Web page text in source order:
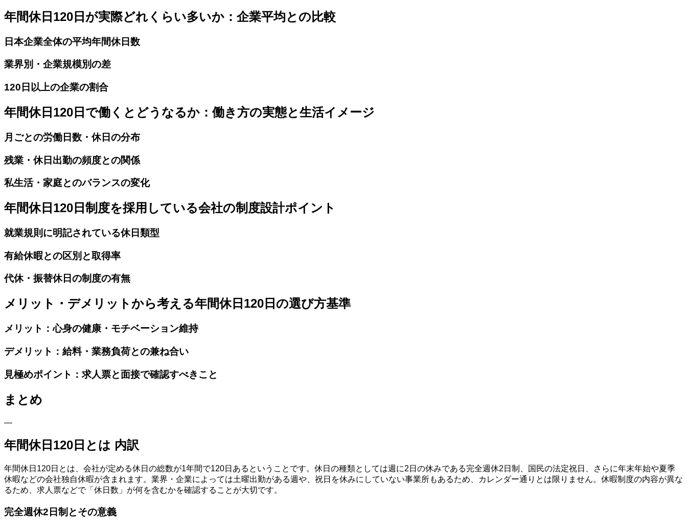
年間休日120日が実際どれくらい多いか：企業平均との比較
日本企業全体の平均年間休日数
業界別・企業規模別の差
120日以上の企業の割合
年間休日120日で働くとどうなるか：働き方の実態と生活イメージ
月ごとの労働日数・休日の分布
残業・休日出勤の頻度との関係
私生活・家庭とのバランスの変化
年間休日120日制度を採用している会社の制度設計ポイント
就業規則に明記されている休日類型
有給休暇との区別と取得率
代休・振替休日の制度の有無
メリット・デメリットから考える年間休日120日の選び方基準
メリット：心身の健康・モチベーション維持
デメリット：給料・業務負荷との兼ね合い
見極めポイント：求人票と面接で確認すべきこと
まとめ
—
年間休日120日とは 内訳
年間休日120日とは、会社が定める休日の総数が1年間で120日あるということです。休日の種類としては週に2日の休みである完全週休2日制、国民の法定祝日、さらに年末年始や夏季
休暇などの会社独自休暇が含まれます。業界・企業によっては土曜出勤がある週や、祝日を休みにしていない事業所もあるため、カレンダー通りとは限りません。休暇制度の内容が異な
るため、求人票などで「休日数」が何を含むかを確認することが大切です。
完全週休2日制とその意義